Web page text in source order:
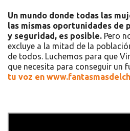
Un mundo donde todas las
las mismas oportunidades de
y seguridad, es posible. Pero
excluye a la mitad de la
de todos. Luchemos para que
que necesita para conseguir un
tu voz en